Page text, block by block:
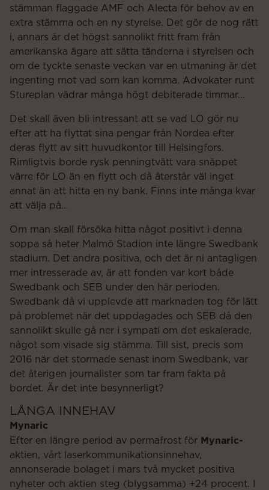
stämman flaggade AMF och Alecta för behov av en
extra stämma och en ny styrelse. Det gör de nog rätt
i, annars är det högst sannolikt fritt fram från
amerikanska ägare att sätta tänderna i styrelsen och
om de tyckte senaste veckan var en utmaning är det
ingenting mot vad som kan komma. Advokater runt
Stureplan vädrar många högt debiterade timmar…
Det skall även bli intressant att se vad LO gör nu
efter att ha flyttat sina pengar från Nordea efter
deras flytt av sitt huvudkontor till Helsingfors.
Rimligtvis borde rysk penningtvätt vara snäppet
värre för LO än en flytt och då återstår väl inget
annat än att hitta en ny bank. Finns inte många kvar
att välja på…
Om man skall försöka hitta något positivt i denna
soppa så heter Malmö Stadion inte längre Swedbank
stadium. Det andra positiva, och det är ni antagligen
mer intresserade av, är att fonden var kort både
Swedbank och SEB under den här perioden.
Swedbank då vi upplevde att marknaden tog för lätt
på problemet när det uppdagades och SEB då den
sannolikt skulle gå ner i sympati om det eskalerade,
något som visade sig stämma. Till sist, precis som
2016 när det stormade senast inom Swedbank, var
det återigen journalister som tar fram fakta på
bordet. Är det inte besynnerligt?
LÅNGA INNEHAV
Mynaric
Efter en längre period av permafrost för Mynaric-
aktien, vårt laserkommunikationsinnehav,
annonserade bolaget i mars två mycket positiva
nyheter och aktien steg (blygsamma) +24 procent. I